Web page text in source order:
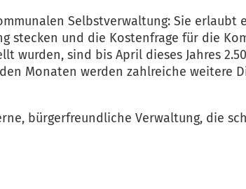
Selbstverwaltung: Sie erlaubt
stecken und die Kostenfrage für die
wurden, sind bis April dieses Jahres
Monaten werden zahlreiche weitere
bürgerfreundliche Verwaltung, die